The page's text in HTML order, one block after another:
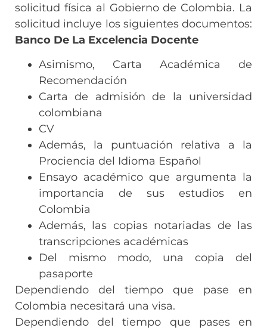
solicitud física al Gobierno de Colombia. La
solicitud incluye los siguientes documentos:
Banco De La Excelencia Docente
Asimismo, Carta Académica de
Recomendación
Carta de admisión de la universidad
colombiana
CV
Además, la puntuación relativa a la
Prociencia del Idioma Español
Ensayo académico que argumenta la
importancia de sus estudios en
Colombia
Además, las copias notariadas de las
transcripciones académicas
Del mismo modo, una copia del
pasaporte
Dependiendo del tiempo que pase en
Colombia necesitará una visa.
Dependiendo del tiempo que pases en